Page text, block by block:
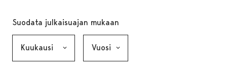
Suodata julkaisuajan mukaan